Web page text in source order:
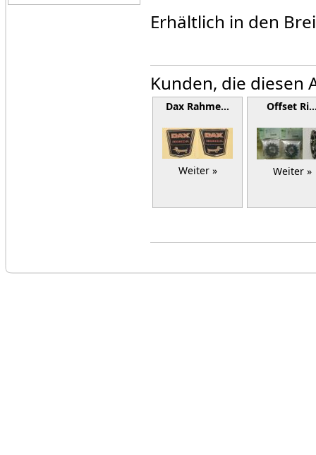
Erhältlich in den
Kunden, die diesen
Dax Rahme…
Weiter »
Offset
Weiter »